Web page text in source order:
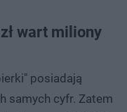
wart miliony
posiadają
samych cyfr. Zatem